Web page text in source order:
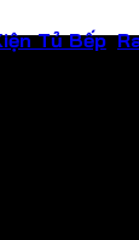
Tủ Bếp,